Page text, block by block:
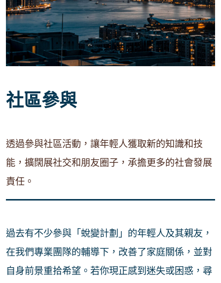
社區參與
透過參與社區活動，讓年輕人獲取新的知識和技
能，擴闊展社交和朋友圈子，承擔更多的社會發展
責任。
過去有不少參與「蛻變計劃」的年輕人及其親友，
在我們專業團隊的輔導下，改善了家庭關係，並對
自身前景重拾希望。若你現正感到迷失或困惑，尋